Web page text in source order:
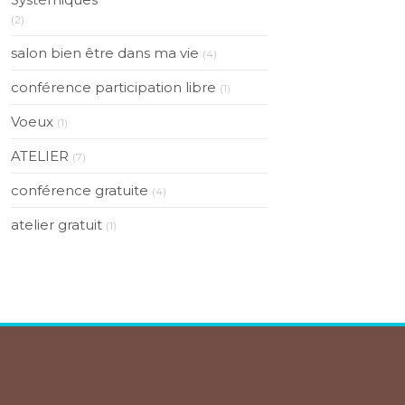
(2)
salon bien être dans ma vie (4)
conférence participation libre (1)
Voeux (1)
ATELIER (7)
conférence gratuite (4)
atelier gratuit (1)